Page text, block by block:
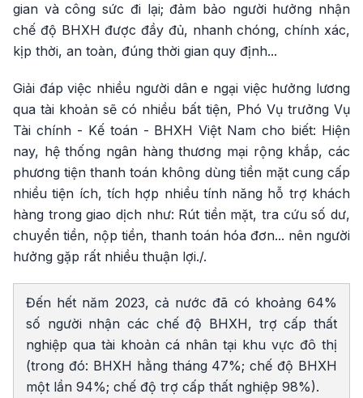
gian và công sức đi lại; đảm bảo người hưởng nhận
chế độ BHXH được đầy đủ, nhanh chóng, chính xác,
kịp thời, an toàn, đúng thời gian quy định...
Giải đáp việc nhiều người dân e ngại việc hưởng lương
qua tài khoản sẽ có nhiều bất tiện, Phó Vụ trưởng Vụ
Tài chính - Kế toán - BHXH Việt Nam cho biết: Hiện
nay, hệ thống ngân hàng thương mại rộng khắp, các
phương tiện thanh toán không dùng tiền mặt cung cấp
nhiều tiện ích, tích hợp nhiều tính năng hỗ trợ khách
hàng trong giao dịch như: Rút tiền mặt, tra cứu số dư,
chuyển tiền, nộp tiền, thanh toán hóa đơn... nên người
hưởng gặp rất nhiều thuận lợi./.
Đến hết năm 2023, cả nước đã có khoảng 64%
số người nhận các chế độ BHXH, trợ cấp thất
nghiệp qua tài khoản cá nhân tại khu vực đô thị
(trong đó: BHXH hằng tháng 47%; chế độ BHXH
một lần 94%; chế độ trợ cấp thất nghiệp 98%).